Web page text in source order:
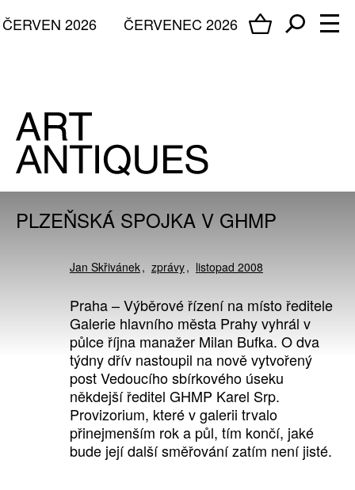
ČERVENEC 2026
ČERVEN 2026
PLZEŇSKÁ SPOJKA V GHMP
Jan Skřivánek zprávy listopad 2008
Praha – Výběrové řízení na místo ředitele
Galerie hlavního města Prahy vyhrál v
půlce října manažer Milan Bufka. O dva
týdny dřív nastoupil na nově vytvořený
post Vedoucího sbírkového úseku
někdejší ředitel GHMP Karel Srp.
Provizorium, které v galerii trvalo
přinejmenším rok a půl, tím končí, jaké
bude její další směřování zatím není jisté.